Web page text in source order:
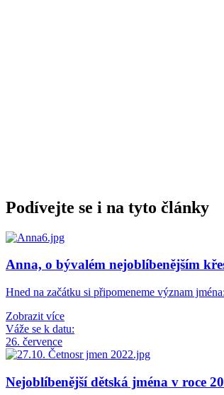
Podívejte se i na tyto články
Anna, o bývalém nejoblíbenějším
Hned na začátku si připomeneme význam
Zobrazit více
Váže se k datu:
26. července
Nejoblíbenější dětská jména v roce